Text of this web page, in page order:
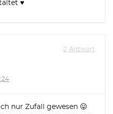
♥
Antwort
nur Zufall gewesen 😛